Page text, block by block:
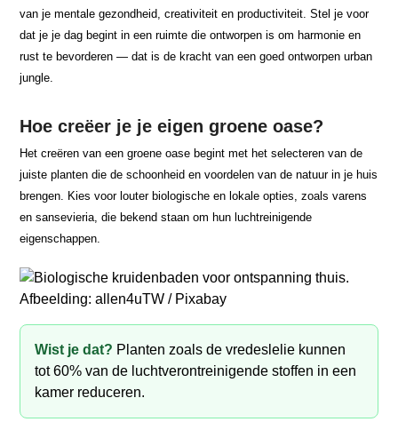
van je mentale gezondheid, creativiteit en productiviteit. Stel je voor
dat je je dag begint in een ruimte die ontworpen is om harmonie en
rust te bevorderen — dat is de kracht van een goed ontworpen urban
jungle.
Hoe creëer je je eigen groene oase?
Het creëren van een groene oase begint met het selecteren van de
juiste planten die de schoonheid en voordelen van de natuur in je huis
brengen. Kies voor louter biologische en lokale opties, zoals varens
en sansevieria, die bekend staan om hun luchtreinigende
eigenschappen.
Afbeelding: allen4uTW / Pixabay
Wist je dat? Planten zoals de vredeslelie kunnen
tot 60% van de luchtverontreinigende stoffen in een
kamer reduceren.